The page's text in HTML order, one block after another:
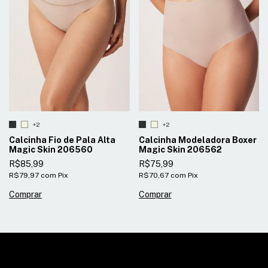
+2
Calcinha Fio de Pala Alta
Magic Skin 206560
R$85,99
R$79,97 com Pix
Comprar
+2
Calcinha Modeladora Boxer
Magic Skin 206562
R$75,99
R$70,67 com Pix
Comprar